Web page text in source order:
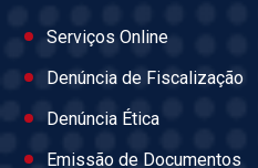
Serviços Online
Denúncia de Fiscalização
Denúncia Ética
Emissão de Documentos